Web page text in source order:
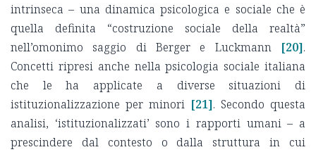
intrinseca – una dinamica psicologica e sociale che è
quella definita “costruzione sociale della realtà”
nell’omonimo saggio di Berger e Luckmann
[20].
Concetti ripresi anche nella psicologia sociale italiana
che le ha applicate a diverse situazioni di
istituzionalizzazione per minori [21]. Secondo questa
analisi, ‘istituzionalizzati’ sono i rapporti umani – a
prescindere dal contesto o dalla struttura in cui